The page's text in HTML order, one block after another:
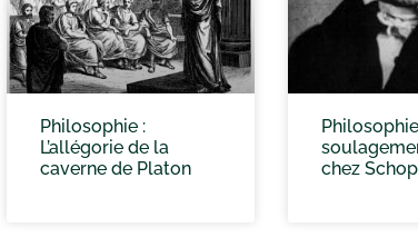
Philosophie :
L’allégorie de la
caverne de Platon
chez